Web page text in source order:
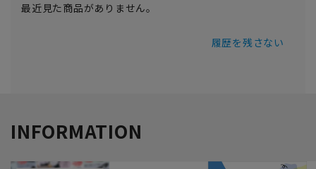
最近見た商品がありません。
履歴を残さない
INFORMATION